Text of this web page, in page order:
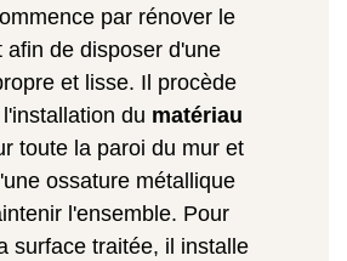
par rénover le
afin de disposer d'une
et lisse. Il procède
du matériau
toute la paroi du mur et
ossature métallique
l'ensemble. Pour
surface traitée, il installe